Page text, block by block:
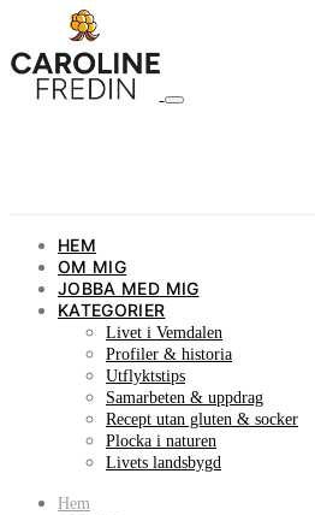
HEM
OM MIG
JOBBA MED MIG
KATEGORIER
Livet i Vemdalen
Profiler & historia
Utflyktstips
Samarbeten & uppdrag
Recept utan gluten & socker
Plocka i naturen
Livets landsbygd
Hem